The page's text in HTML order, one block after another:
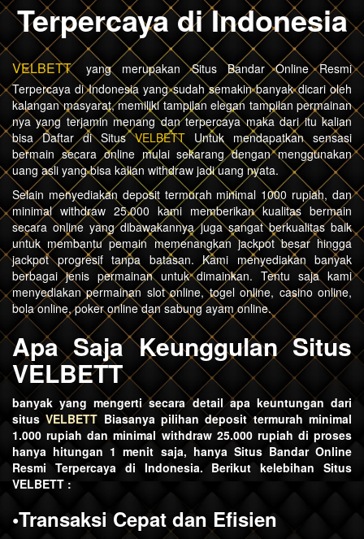
Terpercaya di Indonesia
VELBETT
yang merupakan Situs Bandar Online Resmi
Terpercaya di Indonesia yang sudah semakin banyak dicari oleh
kalangan masyarat, memiliki tampilan elegan tampilan permainan
nya yang terjamin menang dan terpercaya maka dari itu kalian
bisa Daftar di SitusVELBETT Untuk mendapatkan sensasi
bermain secara online mulai sekarang dengan menggunakan
uang asli yang bisa kalian withdraw jadi uang nyata.
Selain menyediakan deposit termurah minimal 1000 rupiah, dan
minimal withdraw 25.000 kami memberikan kualitas bermain
secara online yang dibawakannya juga sangat berkualitas baik
untuk membantu pemain memenangkan jackpot besar hingga
jackpot progresif tanpa batasan. Kami menyediakan banyak
berbagai jenis permainan untuk dimainkan. Tentu saja kami
menyediakan permainan slot online, togel online, casino online,
bola online, poker online dan sabung ayam online.
Apa Saja Keunggulan Situs
VELBETT
banyak yang mengerti secara detail apa keuntungan dari
situsVELBETT Biasanya pilihan deposit termurah minimal
1.000 rupiah dan minimal withdraw 25.000 rupiah di proses
hanya hitungan 1 menit saja, hanya Situs Bandar Online
Resmi Terpercaya di Indonesia. Berikut kelebihan Situs
VELBETT :
•Transaksi Cepat dan Efisien